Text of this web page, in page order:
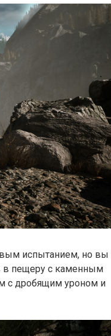
испытанием, но вы
в пещеру с каменным
с дробящим уроном и